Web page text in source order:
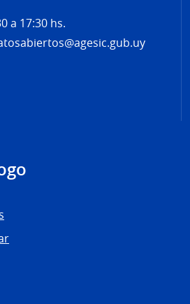
a 17:30 hs.